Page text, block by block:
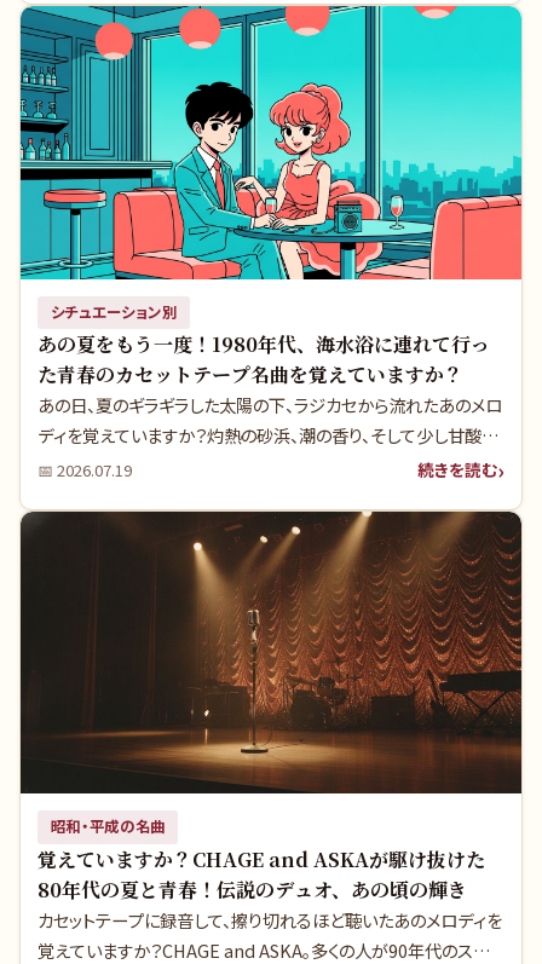
た。今宵、再びあの青春のページをめくってみませんか？
シチュエーション別
あの夏をもう一度！1980年代、海水浴に連れて行っ
た青春のカセットテープ名曲を覚えていますか？
あの日、夏のギラギラした太陽の下、ラジカセから流れたあのメロ
ディを覚えていますか？灼熱の砂浜、潮の香り、そして少し甘酸っ
ぱい青春の記憶。1980年代、僕らが海水浴に必ず持って行ったカ
回は、もう一度聴きたくなる夏のアンセムを深掘りします。
📅2026.07.19 続きを読む
昭和・平成の名曲
覚えていますか？CHAGE and ASKAが駆け抜けた
80年代の夏と青春！伝説のデュオ、あの頃の輝き
カセットテープに録音して、擦り切れるほど聴いたあのメロディを
覚えていますか？CHAGE and ASKA。多くの人が90年代のスー